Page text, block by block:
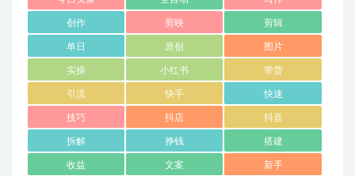
创作 剪映 剪辑
单日 原创 图片
实操 小红书 带货
引流 快手 快速
技巧 抖店 抖音
拆解 挣钱 搭建
收益 文案 新手